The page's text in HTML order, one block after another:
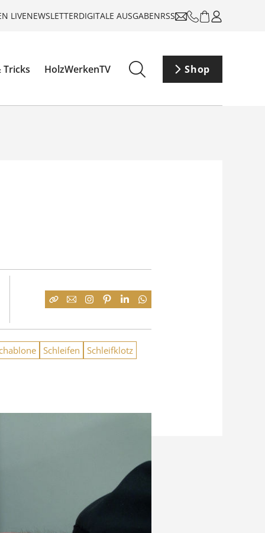
LIVENEWSLETTERDIGITALE AUSGABENRSS
Tricks HolzWerkenTV Shop
Schleifen Schleifklotz